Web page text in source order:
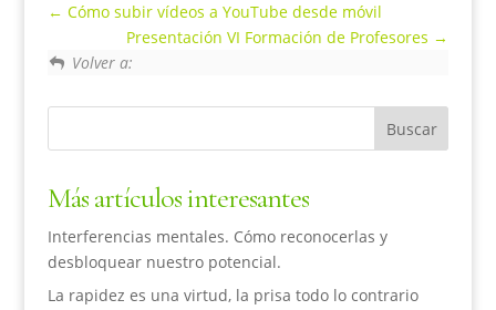
Cómo subir vídeos a YouTube desde móvil
Presentación VI Formación de Profesores
Volver a:
Más artículos interesantes
Interferencias mentales. Cómo reconocerlas y
desbloquear nuestro potencial.
La rapidez es una virtud, la prisa todo lo contrario